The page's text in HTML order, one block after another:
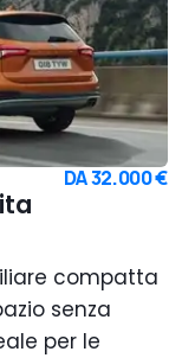
DA32.000 €
compatta
senza
per le